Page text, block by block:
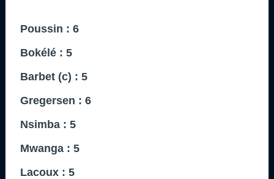
Poussin : 6
Bokélé : 5
Barbet (c) : 5
Gregersen : 6
Nsimba : 5
Mwanga : 5
Lacoux : 5